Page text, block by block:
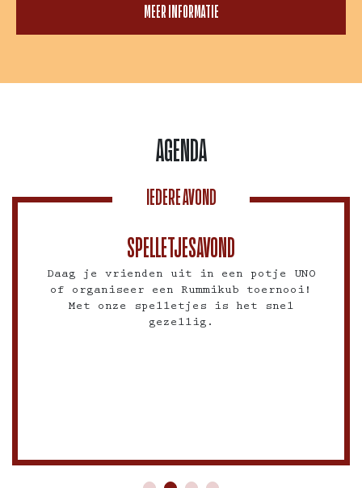
MEER INFORMATIE
AGENDA
IEDERE AVOND
SPELLETJESAVOND
Daag je vrienden uit in een potje UNO
of organiseer een Rummikub toernooi!
Met onze spelletjes is het snel
gezellig.